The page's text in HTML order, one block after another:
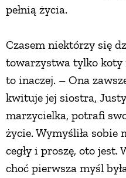
pełnią życia.
Czasem niektórzy się
towarzystwa tylko koty
to inaczej. – Ona
kwituje jej siostra,
marzycielka, potrafi
życie. Wymyśliła sobie
cegły i proszę, oto jest.
choć pierwsza myśl